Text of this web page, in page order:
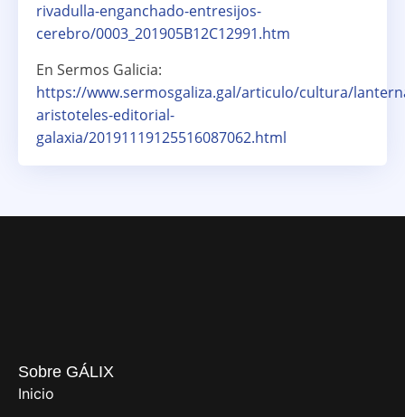
rivadulla-enganchado-entresijos-
cerebro/0003_201905B12C12991.htm
En Sermos Galicia:
https://www.sermosgaliza.gal/articulo/cultura/
aristoteles-editorial-
galaxia/20191119125516087062.html
Sobre GÁLIX
Inicio